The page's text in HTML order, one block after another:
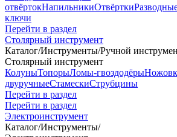
отвёртокНапильникиОтвёртки
ключи
Перейти в раздел
Столярный инструмент
Каталог/Инструменты/Ручной
Столярный инструмент
КолуныТопорыЛомы-гвоздодёры
двуручныеСтамескиСтрубцины
Перейти в раздел
Перейти в раздел
Электроинструмент
Каталог/Инструменты/